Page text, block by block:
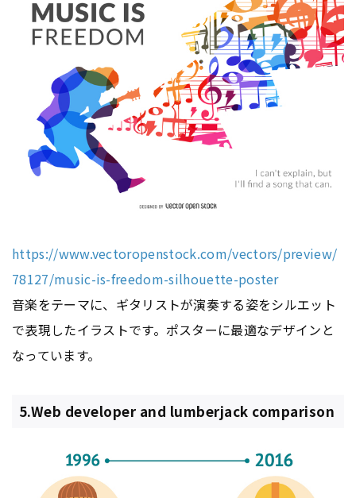
https://www.vectoropenstock.com/vectors/preview/
78127/music-is-freedom-silhouette-poster
音楽をテーマに、ギタリストが演奏する姿をシルエット
で表現したイラストです。ポスターに最適なデザインと
なっています。
5.Web developer and lumberjack comparison